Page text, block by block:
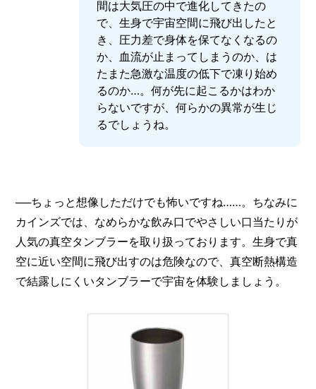
間は大気圧の中で進化してきたの
で、生身で宇宙空間に飛び出したと
き、圧力差で身体を保てなくなるの
か、血流が止まってしまうのか、は
たまた急激な温度の低下で凍り始め
るのか…。何が先に起こるかはわか
らないですが、何らかの異常が生じ
るでしょうね。
──ちょっと想像しただけでも怖いですね……。ちなみに
カインズでは、なめらかな飲み口でやさしい口当たりが
人気の真空タンブラーを取り扱っております。生身で真
空に近い空間に飛び出すのは危険なので、真空断熱構造
で結露しにくいタンブラーで宇宙を体験しましょう。